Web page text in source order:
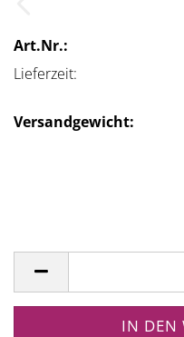
Art.Nr.:
Lieferzeit:
Versandgewicht: